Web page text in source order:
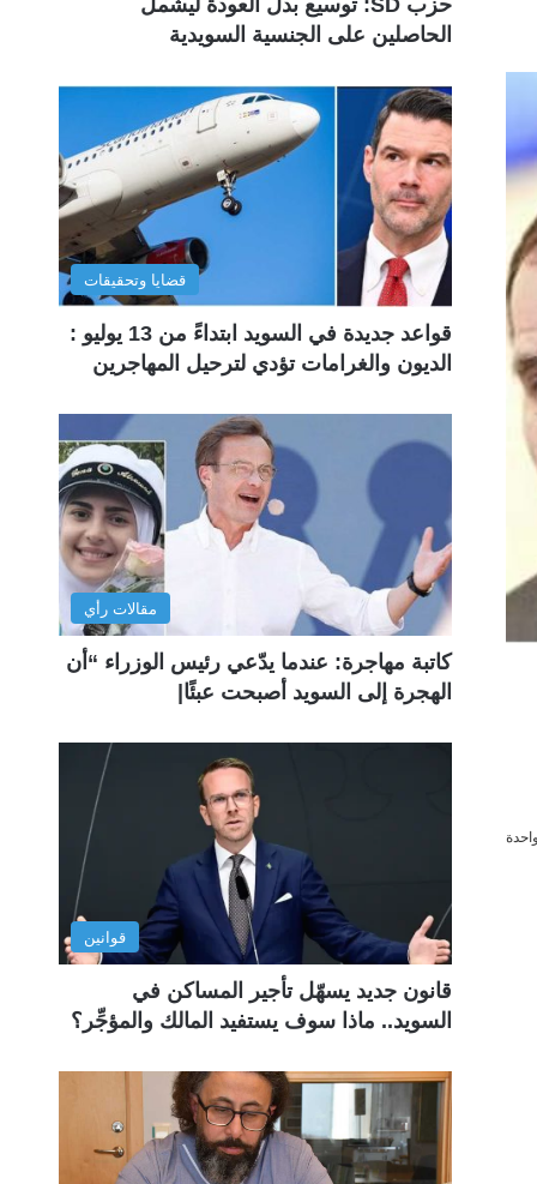
الحاصلين على الجنسية السويدية
قضايا وتحقيقات
قواعد جديدة في السويد ابتداءً من 13 يوليو :
الديون والغرامات تؤدي لترحيل المهاجرين
مقالات رأي
كاتبة مهاجرة: عندما يدّعي رئيس الوزراء “أن
الهجرة إلى السويد أصبحت عبئًا|
قوانين
قانون جديد يسهّل تأجير المساكن في
السويد.. ماذا سوف يستفيد المالك والمؤجِّر؟